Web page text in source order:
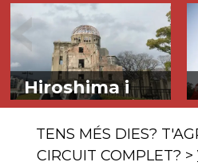
Hiroshima i
Miyajima –広
島と宮島
Escapada a la
TENS MÉS DIES?
CIRCUIT COMPLET? >